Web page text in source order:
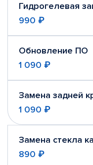
Гидрогелевая
990 ₽
Обновление ПО
1 090 ₽
Замена задней
1 090 ₽
Замена стекла
890 ₽